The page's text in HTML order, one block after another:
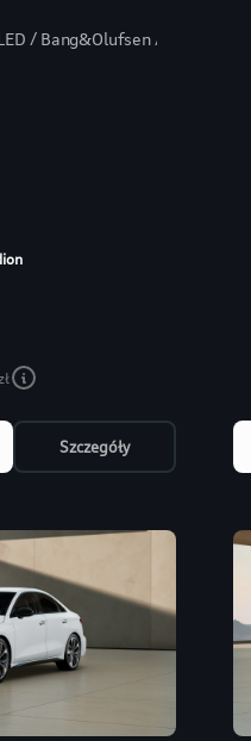
/ Bang&Olufsen / Head-up /
Szczegóły